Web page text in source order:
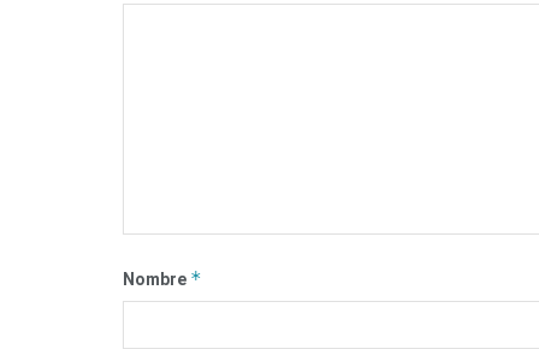
Nombre *